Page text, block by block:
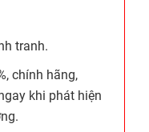
tranh.
chính hãng,
khi phát hiện